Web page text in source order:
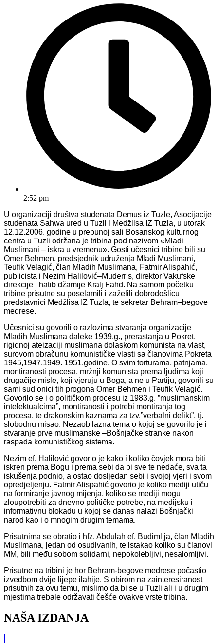
2:52 pm
U organizaciji društva studenata Demus iz Tuzle, Asocijacije
studenata Sahwa ured u Tuzli i Medžlisa IZ Tuzla, u utorak
12.12.2006. godine u prepunoj sali Bosanskog kulturnog
centra u Tuzli održana je tribina pod nazivom «Mladi
Muslimani – iskra u vremenu». Gosti učesnici tribine bili su
Omer Behmen, predsjednik udruženja Mladi Muslimani,
Teufik Velagić, član Mladih Muslimana, Fatmir Alispahić,
publicista i Nezim Halilović–Muderris, direktor Vakufske
direkcije i hatib džamije Kralj Fahd. Na samom početku
tribine prisutne su poselamili i zaželili dobrodošlicu
predstavnici Medžlisa IZ Tuzla, te sekretar Behram–begove
medrese.
Učesnici su govorili o razlozima stvaranja organizacije
Mladih Muslimana daleke 1939.g., prerastanja u Pokret,
rigidnoj ateizaciji muslimana dolaskom komunista na vlast,
surovom obračunu komunističke vlasti sa članovima Pokreta
1945,1947,1949. 1951.godine. O svim torturama, patnjama,
montiranosti procesa, mržnji komunista prema ljudima koji
drugačije misle, koji vjeruju u Boga, a ne u Partiju, govorili su
sami sudionici tih progona Omer Behmen i Teufik Velagić.
Govorilo se i o političkom procesu iz 1983.g. ”muslimanskim
intelektualcima”, montiranosti i potrebi montiranja tog
procesa, te drakonskim kaznama za tzv.”verbalni delikt”, tj.
slobodnu misao. Nezaobilazna tema o kojoj se govorilo je i
stvaranje prve muslimanske –Bošnjačke stranke nakon
raspada komunističkog sistema.
Nezim ef. Halilović govorio je kako i koliko čovjek mora biti
iskren prema Bogu i prema sebi da bi sve te nedaće, sva ta
iskušenja podnio, a ostao dosljedan sebi i svojoj vjeri i svom
opredjeljenju. Fatmir Alispahić govorio je koliko mediji utiču
na formiranje javnog mijenja, koliko se mediji mogu
zloupotrebiti za dnevno političke potrebe, na medijsku i
informativnu blokadu u kojoj se danas nalazi Bošnjački
narod kao i o mnogim drugim temama.
Prisutnima se obratio i hfz. Abdulah ef. Budimlija, član Mladih
Muslimana, jedan od osuđivanih, te istakao koliko su članovi
MM, bili među sobom solidarni, nepokolebljivi, nesalomljivi.
Prisutne na tribini je hor Behram-begove medrese počastio
izvedbom dvije lijepe ilahije. S obirom na zainteresiranost
prisutnih za ovu temu, mislimo da bi se u Tuzli ali i u drugim
mjestima trebale održavati češće ovakve vrste tribina.
NAŠA IZDANJA